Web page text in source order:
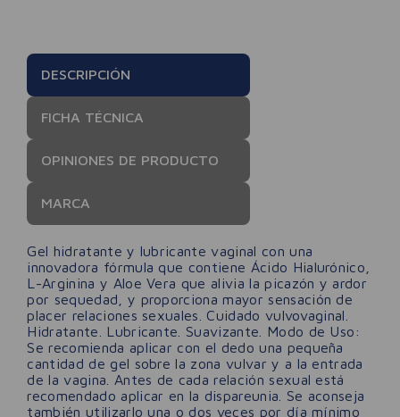
DESCRIPCIÓN
FICHA TÉCNICA
OPINIONES DE PRODUCTO
MARCA
Gel hidratante y lubricante vaginal con una
innovadora fórmula que contiene Ácido Hialurónico,
L-Arginina y Aloe Vera que alivia la picazón y ardor
por sequedad, y proporciona mayor sensación de
placer relaciones sexuales. Cuidado vulvovaginal.
Hidratante. Lubricante. Suavizante. Modo de Uso:
Se recomienda aplicar con el dedo una pequeña
cantidad de gel sobre la zona vulvar y a la entrada
de la vagina. Antes de cada relación sexual está
recomendado aplicar en la dispareunia. Se aconseja
también utilizarlo una o dos veces por día mínimo